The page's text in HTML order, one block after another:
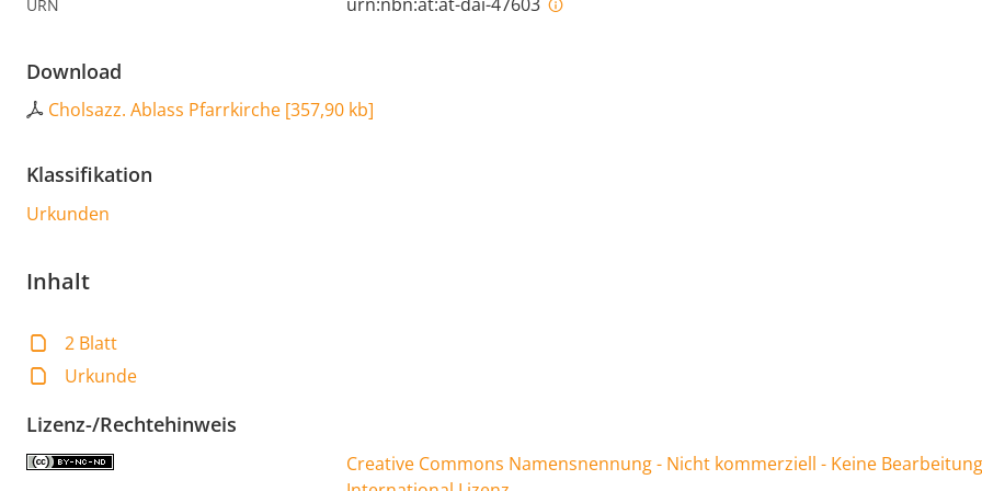
URN
Download
Cholsazz. Ablass Pfarrkirche [357,90 kb]
Klassifikation
Urkunden
Inhalt
2 Blatt
Urkunde
Lizenz-/Rechtehinweis
Creative Commons Namensnennung - Nicht kommerziell - Keine